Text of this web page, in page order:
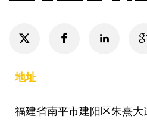
地址
福建省南平市建阳区朱熹